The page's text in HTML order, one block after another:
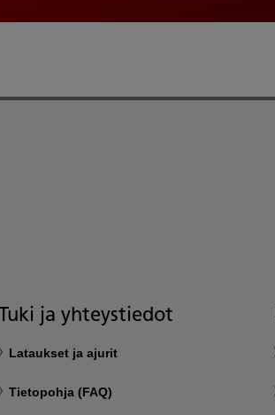
ja yhteystiedot
Lataukset ja ajurit
Tietopohja (FAQ)